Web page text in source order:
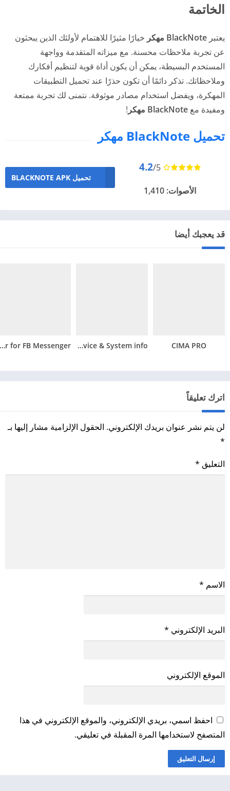
الخاتمة
يعتبر BlackNote مهكر
خيارًا مثيرًا للاهتمام لأولئك الذين يبحثون
عن تجربة ملاحظات محسنة. مع ميزاته المتقدمة وواجهة
المستخدم البسيطة، يمكن أن يكون أداة قوية لتنظيم أفكارك
وملاحظاتك. تذكر دائمًا أن تكون حذرًا عند تحميل التطبيقات
المهكرة، ويفضل استخدام مصادر موثوقة. نتمنى لك تجربة ممتعة
ومفيدة مع BlackNote مهكر !
تحميل BlackNote مهكر
4.2/5
الأصوات: 1,410
تحميل BLACKNOTE APK
قد يعجبك أيضا
CIMA PRO
CPU X – Device & System info
AutoResponder for FB Messenger
اترك تعليقاً
لن يتم نشر عنوان بريدك الإلكتروني. الحقول الإلزامية مشار إليها بـ
*
التعليق *
الاسم *
البريد الإلكتروني *
الموقع الإلكتروني
احفظ اسمي، بريدي الإلكتروني، والموقع الإلكتروني في هذا
المتصفح لاستخدامها المرة المقبلة في تعليقي.